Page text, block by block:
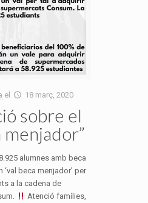
el 18 març, 2020
sobre el
menjador”
alumnes amb beca
beca menjador’ per
a la cadena de
Atenció famílies,